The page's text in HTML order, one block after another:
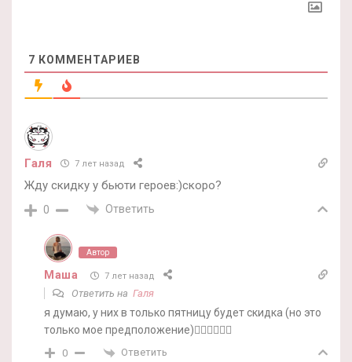
7 КОММЕНТАРИЕВ
Галя 7 лет назад
Жду скидку у бьюти героев:)скоро?
0 Ответить
Автор
Маша 7 лет назад
Ответить на Галя
я думаю, у них в только пятницу будет скидка (но это
только мое предположение)🤷‍♀️🤷‍♀️🤷‍♀️
0 Ответить